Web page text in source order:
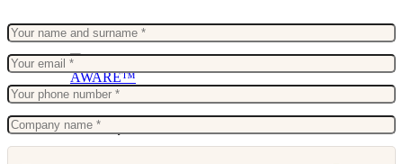
19.5″ super mini dežnik AWARE™